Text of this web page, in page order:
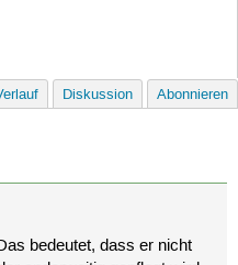
Diskussion Abonnieren
bedeutet, dass er nicht